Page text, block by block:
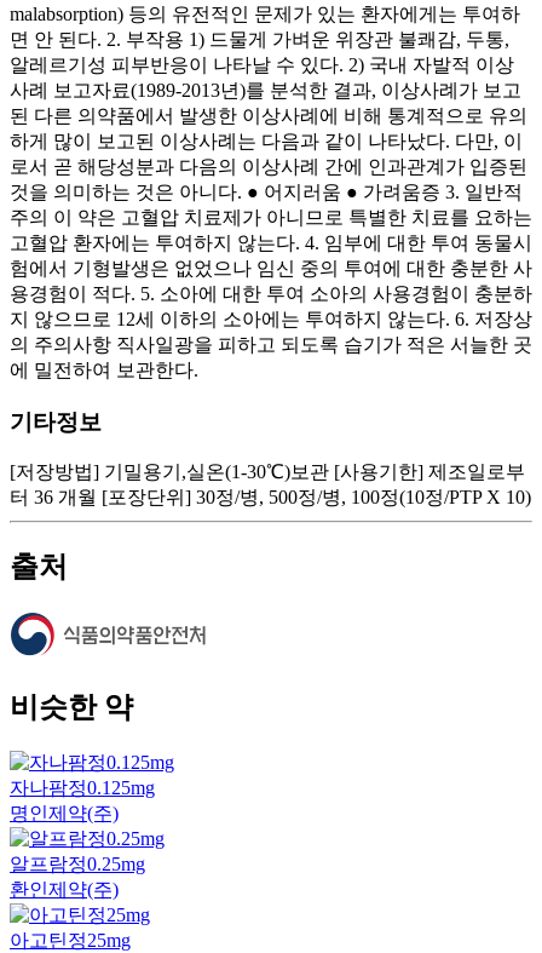
malabsorption) 등의 유전적인 문제가 있는 환자에게는 투여하
면 안 된다. 2. 부작용 1) 드물게 가벼운 위장관 불쾌감, 두통,
알레르기성 피부반응이 나타날 수 있다. 2) 국내 자발적 이상
사례 보고자료(1989-2013년)를 분석한 결과, 이상사례가 보고
된 다른 의약품에서 발생한 이상사례에 비해 통계적으로 유의
하게 많이 보고된 이상사례는 다음과 같이 나타났다. 다만, 이
로서 곧 해당성분과 다음의 이상사례 간에 인과관계가 입증된
것을 의미하는 것은 아니다. ● 어지러움 ● 가려움증 3. 일반적
주의 이 약은 고혈압 치료제가 아니므로 특별한 치료를 요하는
고혈압 환자에는 투여하지 않는다. 4. 임부에 대한 투여 동물시
험에서 기형발생은 없었으나 임신 중의 투여에 대한 충분한 사
용경험이 적다. 5. 소아에 대한 투여 소아의 사용경험이 충분하
지 않으므로 12세 이하의 소아에는 투여하지 않는다. 6. 저장상
의 주의사항 직사일광을 피하고 되도록 습기가 적은 서늘한 곳
에 밀전하여 보관한다.
기타정보
[저장방법] 기밀용기,실온(1-30℃)보관 [사용기한] 제조일로부
터 36 개월 [포장단위] 30정/병, 500정/병, 100정(10정/PTP X 10)
출처
비슷한 약
자나팜정0.125mg
명인제약(주)
알프람정0.25mg
환인제약(주)
아고틴정25mg